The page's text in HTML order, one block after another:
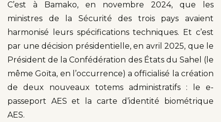
C’est à Bamako, en novembre 2024, que les
ministres de la Sécurité des trois pays avaient
harmonisé leurs spécifications techniques. Et c’est
par une décision présidentielle, en avril 2025, que le
Président de la Confédération des États du Sahel (le
même Goïta, en l’occurrence) a officialisé la création
de deux nouveaux totems administratifs : le e-
passeport AES et la carte d’identité biométrique
AES.